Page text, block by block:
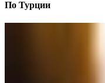
По Турции